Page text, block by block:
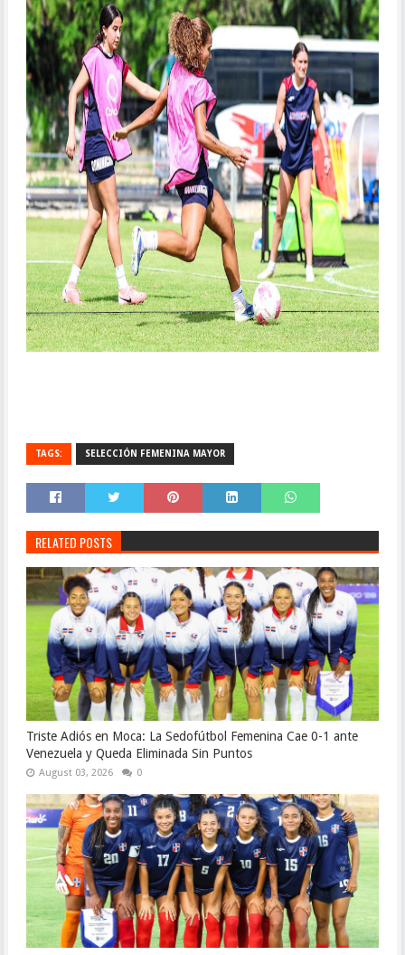
TAGS: SELECCIÓN FEMENINA MAYOR
RELATED POSTS
Triste Adiós en Moca: La Sedofútbol Femenina Cae 0-1 ante
Venezuela y Queda Eliminada Sin Puntos
August 03, 2026 0